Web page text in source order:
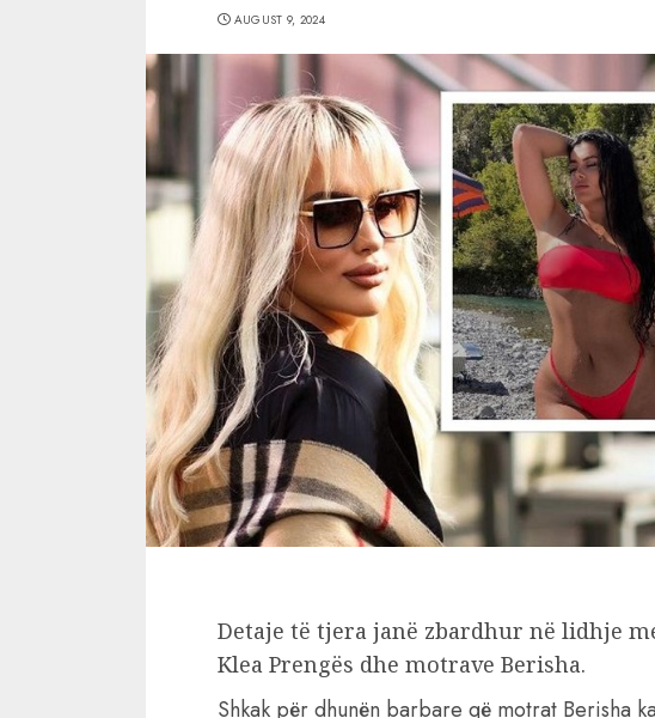
AUGUST 9, 2024
Detaje të tjera janë zbardhur në lidhje
Klea Prengës dhe motrave Berisha.
Shkak për dhunën barbare që motrat Berisha